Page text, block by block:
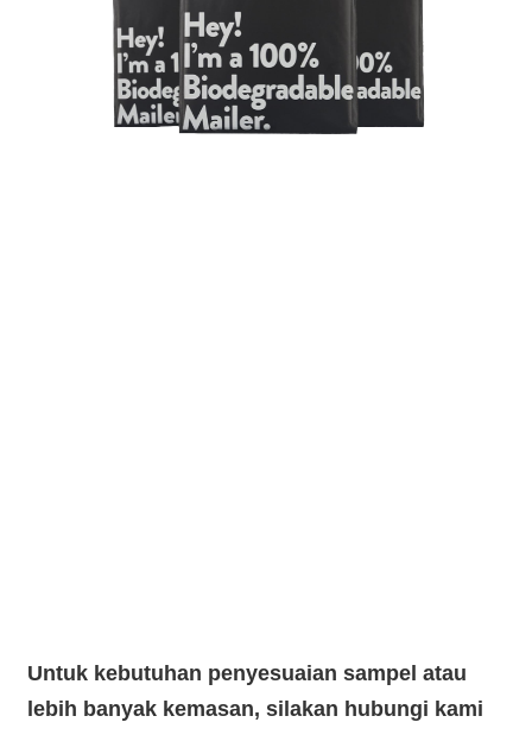
Untuk kebutuhan penyesuaian sampel atau
lebih banyak kemasan, silakan hubungi kami